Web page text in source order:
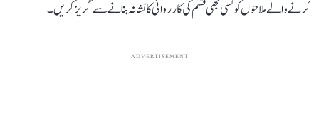
کرنے والے ملاحوں کو کسی بھی قسم کی کارروائی کا نشانہ بنانے سے گریز کریں۔
ADVERTISEMENT